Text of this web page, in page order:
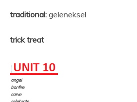
traditional: geleneksel
trick treat